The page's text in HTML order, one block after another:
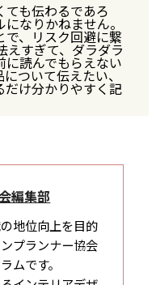
ても伝わるであろ
なりかねません。
、リスク回避に繋
えすぎて、ダラダラ
に読んでもらえない
ついて伝えたい、
け分かりやすく記
編集部
地位向上を目的
プランナー協会
ムです。